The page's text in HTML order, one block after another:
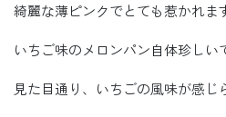
綺麗な薄ピンクでとても惹かれま
いちご味のメロンパン自体珍しい
見た目通り、いちごの風味が感じ